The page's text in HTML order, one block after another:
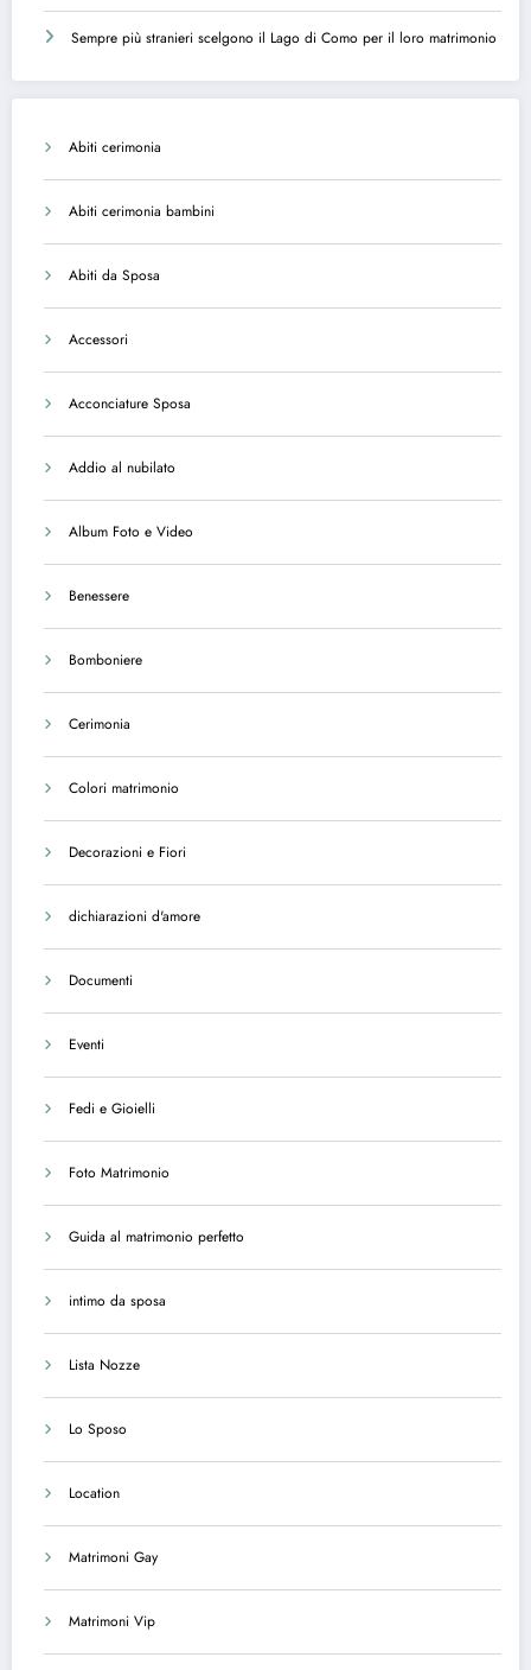
Sempre più stranieri scelgono il Lago di Como per il loro matrimonio
Abiti cerimonia
Abiti cerimonia bambini
Abiti da Sposa
Accessori
Acconciature Sposa
Addio al nubilato
Album Foto e Video
Benessere
Bomboniere
Cerimonia
Colori matrimonio
Decorazioni e Fiori
dichiarazioni d'amore
Documenti
Eventi
Fedi e Gioielli
Foto Matrimonio
Guida al matrimonio perfetto
intimo da sposa
Lista Nozze
Lo Sposo
Location
Matrimoni Gay
Matrimoni Vip